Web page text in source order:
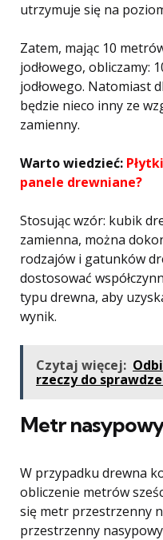
utrzymuje się na
Zatem, mając 10
jodłowego, obliczamy:
jodłowego. Natomiast
będzie nieco inny ze
zamienny.
Warto wiedzieć:
panele drewniane?
Stosując wzór: kubik
zamienna, można
rodzajów i gatunków
dostosować
typu drewna, aby
wynik.
Czytaj więcej:
rzeczy do
Metr
W przypadku drewna
obliczenie metrów
się metr przestrzenny
przestrzenny